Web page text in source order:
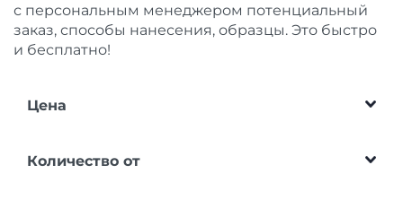
с персональным менеджером потенциальный
заказ, способы нанесения, образцы. Это быстро
и бесплатно!
Цена
Количество от